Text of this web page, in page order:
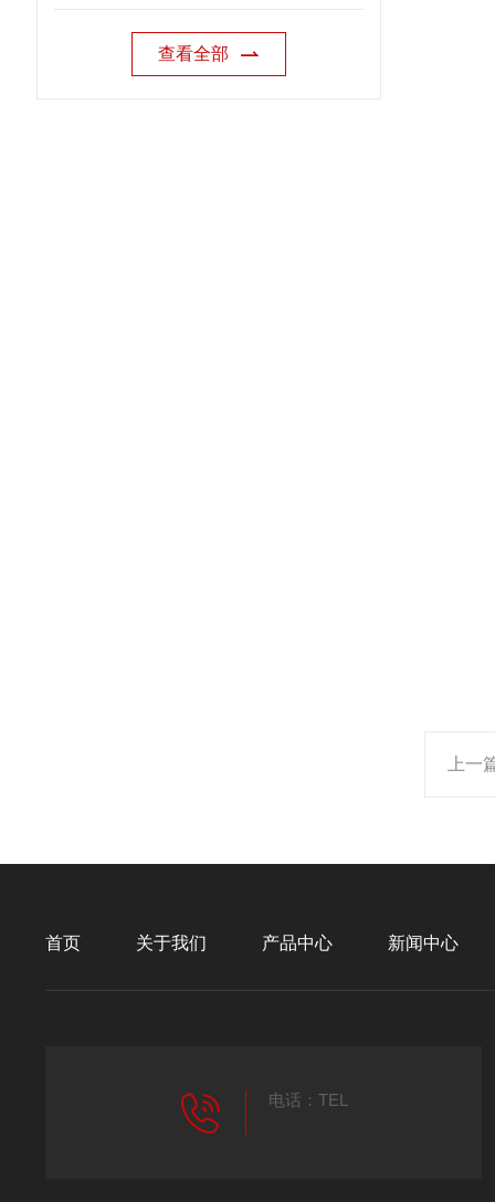
查看全部
上一
首页 关于我们 产品中心 新闻中心
电话：TEL